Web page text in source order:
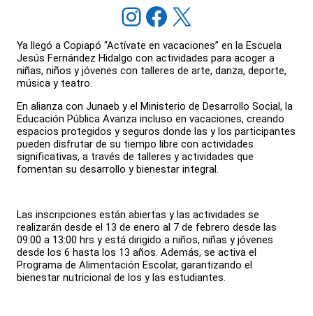
Instagram Facebook X
Ya llegó a Copiapó “Actívate en vacaciones” en la Escuela
Jesús Fernández Hidalgo con actividades para acoger a
niñas, niños y jóvenes con talleres de arte, danza, deporte,
música y teatro.
En alianza con Junaeb y el Ministerio de Desarrollo Social, la
Educación Pública Avanza incluso en vacaciones, creando
espacios protegidos y seguros donde las y los participantes
pueden disfrutar de su tiempo libre con actividades
significativas, a través de talleres y actividades que
fomentan su desarrollo y bienestar integral.
Las inscripciones están abiertas y las actividades se
realizarán desde el 13 de enero al 7 de febrero desde las
09:00 a 13:00 hrs y está dirigido a niños, niñas y jóvenes
desde los 6 hasta los 13 años. Además, se activa el
Programa de Alimentación Escolar, garantizando el
bienestar nutricional de los y las estudiantes.